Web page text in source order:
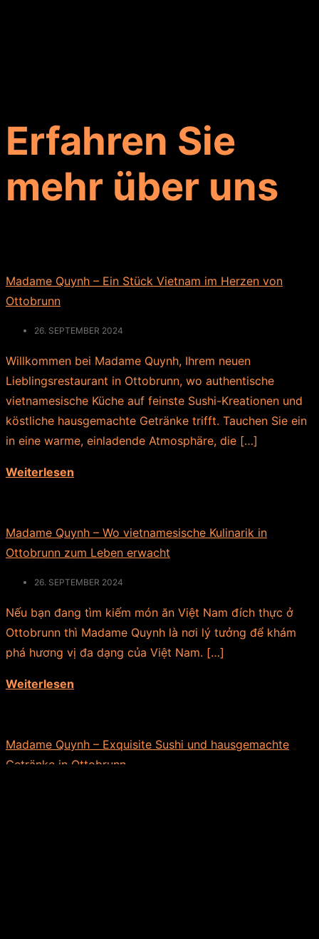
Erfahren Sie
mehr über uns
Madame Quynh – Ein Stück Vietnam im Herzen von
Ottobrunn
26. SEPTEMBER 2024
Willkommen bei Madame Quynh, Ihrem neuen
Lieblingsrestaurant in Ottobrunn, wo authentische
vietnamesische Küche auf feinste Sushi-Kreationen und
köstliche hausgemachte Getränke trifft. Tauchen Sie ein
in eine warme, einladende Atmosphäre, die […]
Weiterlesen
Madame Quynh – Wo vietnamesische Kulinarik in
Ottobrunn zum Leben erwacht
26. SEPTEMBER 2024
Nếu bạn đang tìm kiếm món ăn Việt Nam đích thực ở
Ottobrunn thì Madame Quynh là nơi lý tưởng để khám
phá hương vị đa dạng của Việt Nam. […]
Weiterlesen
Madame Quynh – Exquisite Sushi und hausgemachte
Getränke in Ottobrunn